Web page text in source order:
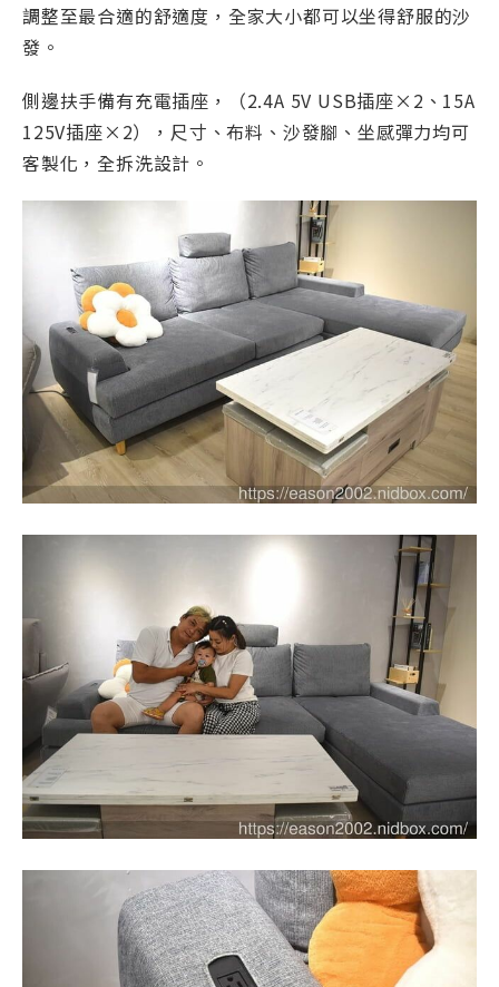
調整至最合適的舒適度，全家大小都可以坐得舒服的沙
發。
側邊扶手備有充電插座，（2.4A 5V USB插座×2、15A
125V插座×2），尺寸、布料、沙發腳、坐感彈力均可
客製化，全拆洗設計。